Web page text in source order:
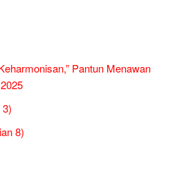
Pantun Menawan
8)